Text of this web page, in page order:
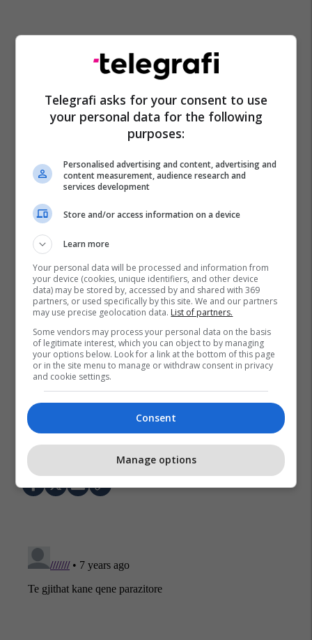
Shpallja E Pavarësisë Kohezgjatja
D4d
Telegrafi asks for your consent to use
your personal data for the following
purposes:
Personalised advertising and content, advertising and
content measurement, audience research and
services development
Store and/or access information on a device
Learn more
Your personal data will be processed and information from
your device (cookies, unique identifiers, and other device
data) may be stored by, accessed by and shared with 369
partners, or used specifically by this site. We and our partners
may use precise geolocation data. List of partners.
Some vendors may process your personal data on the basis
of legitimate interest, which you can object to by managing
your options below. Look for a link at the bottom of this page
or in the site menu to manage or withdraw consent in privacy
and cookie settings.
Consent
Manage options